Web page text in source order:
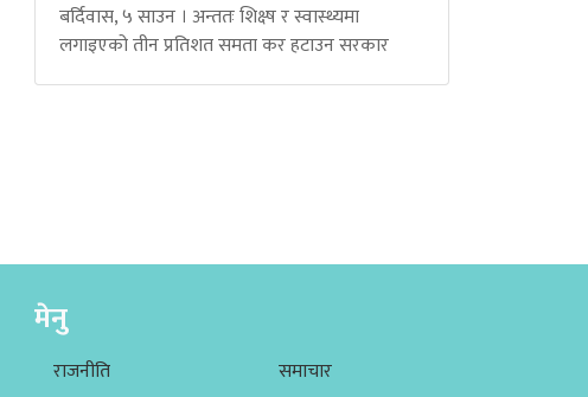
बर्दिवास, ५ साउन । अन्ततः शिक्ष्ष र स्वास्थ्यमा
लगाइएको तीन प्रतिशत समता कर हटाउन सरकार
मेनु
राजनीति समाचार